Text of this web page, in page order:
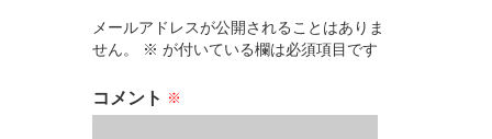
メールアドレスが公開されることはありま
せん。
※ が付いている欄は必須項目です
コメント ※